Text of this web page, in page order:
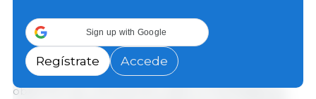
Según Emmanuel Macron, esto implicará en
particular una Europa más fuerte y más soberana
gracias a la creación de un EGalim europeo, a la
obtención de una exención sobre la necesidad de
Sign up with Google
Regístrate Accede